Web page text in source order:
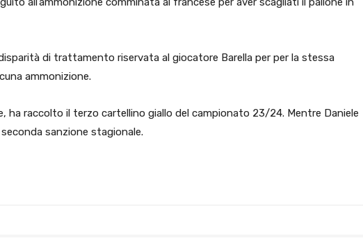
di trattamento riservata al giocatore Barella per per la stessa
ammonizione.
ha raccolto il terzo cartellino giallo del campionato 23/24. Mentre Daniele
sanzione stagionale.